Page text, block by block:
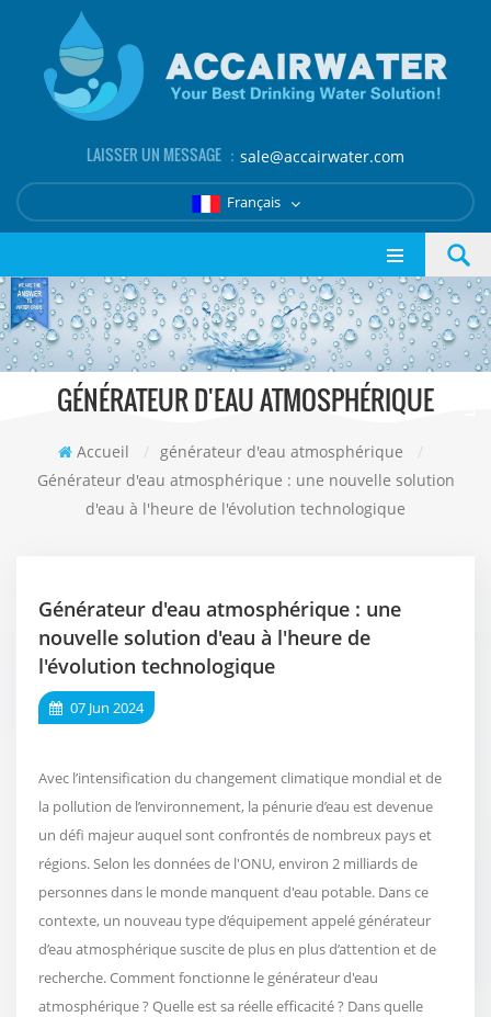
LAISSER UN MESSAGE ： sale@accairwater.com
Français
GÉNÉRATEUR D'EAU ATMOSPHÉRIQUE
Accueil / générateur d'eau atmosphérique
/
Générateur d'eau atmosphérique : une nouvelle solution
d'eau à l'heure de l'évolution technologique
Générateur d'eau atmosphérique : une
nouvelle solution d'eau à l'heure de
l'évolution technologique
07 Jun 2024
Avec l’intensification du changement climatique mondial et de
la pollution de l’environnement, la pénurie d’eau est devenue
un défi majeur auquel sont confrontés de nombreux pays et
régions. Selon les données de l'ONU, environ 2 milliards de
personnes dans le monde manquent d'eau potable. Dans ce
contexte, un nouveau type d’équipement appelé générateur
d’eau atmosphérique suscite de plus en plus d’attention et de
recherche. Comment fonctionne le générateur d'eau
atmosphérique ? Quelle est sa réelle efficacité ? Dans quelle